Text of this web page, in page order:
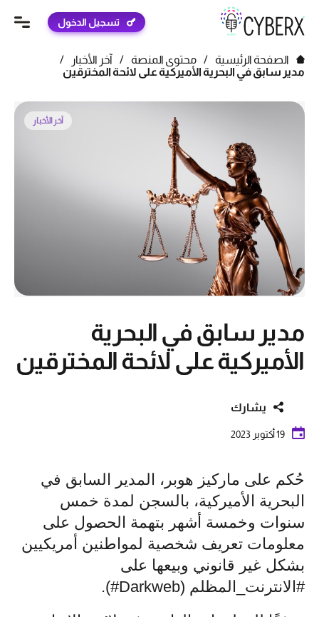
تسجيل الدخول
الصفحة الرئيسية / محتوى المنصة / آخر الأخبار
/
مدير سابق في البحرية الأميركية على لائحة المخترقين
آخر الأخبار
مدير سابق في البحرية
الأميركية على لائحة المخترقين
يشارك
19 أكتوبر 2023
حُكم على ماركيز هوبر، المدير السابق في
البحرية الأميركية، بالسجن لمدة خمس
سنوات وخمسة أشهر بتهمة الحصول على
معلومات تعريف شخصية لمواطنين أمريكيين
بشكل غير قانوني وبيعها على
#الانترنت_المظلم (Darkweb#).